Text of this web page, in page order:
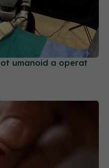
umanoid a operat